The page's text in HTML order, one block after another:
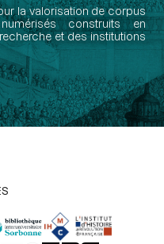
la valorisation de corpus
construits en
et des institutions